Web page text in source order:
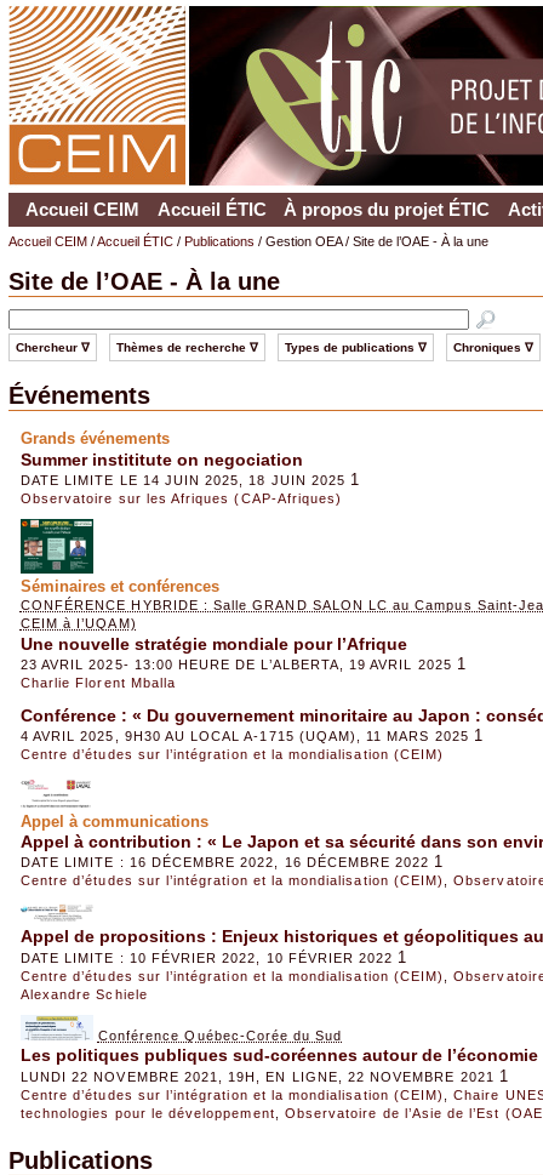
Accueil CEIM Accueil ÉTIC À propos du projet ÉTIC
Accueil CEIM/Accueil ÉTIC/ Publications / Gestion OEA / Site de l’OAE - À la une
Site de l’OAE - À la une
Chercheur ∇ Thèmes de recherche ∇ Types de publications ∇ Chroniques ∇
Événements
Grands événements
Summer instititute on negociation
DATE LIMITE LE 14 JUIN 2025, 18 JUIN 2025 1
Observatoire sur les Afriques (CAP-Afriques)
Séminaires et conférences
CONFÉRENCE HYBRIDE : Salle GRAND SALON LC au Campus Saint-
CEIM à I’UQAM)
Une nouvelle stratégie mondiale pour l’Afrique
23 AVRIL 2025- 13:00 HEURE DE L’ALBERTA, 19 AVRIL 2025 1
Charlie Florent Mballa
Conférence : « Du gouvernement minoritaire au Japon :
4 AVRIL 2025, 9H30 AU LOCAL A-1715 (UQAM), 11 MARS 2025 1
Centre d’études sur l’intégration et la mondialisation (CEIM)
Appel à communications
Appel à contribution : « Le Japon et sa sécurité dans son
DATE LIMITE : 16 DÉCEMBRE 2022, 16 DÉCEMBRE 2022 1
Centre d’études sur l’intégration et la mondialisation (CEIM) ,
Appel de propositions : Enjeux historiques et géopolitiques
DATE LIMITE : 10 FÉVRIER 2022, 10 FÉVRIER 2022 1
Centre d’études sur l’intégration et la mondialisation (CEIM) ,
Alexandre Schiele
Conférence Québec-Corée du Sud
Les politiques publiques sud-coréennes autour de l’économie
LUNDI 22 NOVEMBRE 2021, 19H, EN LIGNE, 22 NOVEMBRE 2021 1
Centre d’études sur l’intégration et la mondialisation (CEIM) ,Chaire
technologies pour le développement
Observatoire de l’Asie de l’Est
Publications